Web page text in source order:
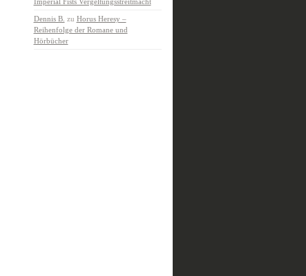
Dennis B. zu Horus Heresy –
Reihenfolge der Romane und
Hörbücher